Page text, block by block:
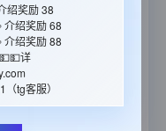
，建议你更改一下
，调整到10左右，
! 采集的同时，请
出现类似图片失效
绍奖励 38
介绍奖励 68
介绍奖励 88
详
tg客服）